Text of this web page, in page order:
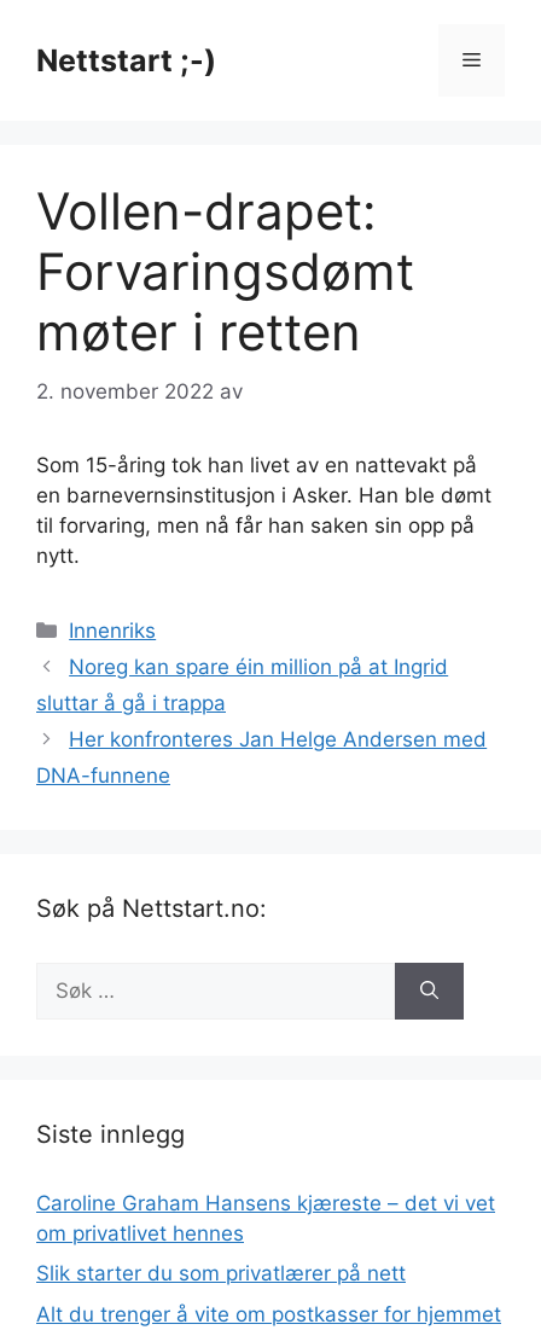
innholdNettstart ;-) Meny
Vollen-drapet:
Forvaringsdømt
møter i retten
2. november 2022 av
Som 15-åring tok han livet av en nattevakt på
en barnevernsinstitusjon i Asker. Han ble dømt
til forvaring, men nå får han saken sin opp på
nytt.
Kategorier
Innenriks
Noreg kan spare éin million på at Ingrid
sluttar å gå i trappa
Her konfronteres Jan Helge Andersen med
DNA-funnene
Søk på Nettstart.no:
etter:
Siste innlegg
Caroline Graham Hansens kjæreste – det vi vet
om privatlivet hennes
Slik starter du som privatlærer på nett
Alt du trenger å vite om postkasser for hjemmet